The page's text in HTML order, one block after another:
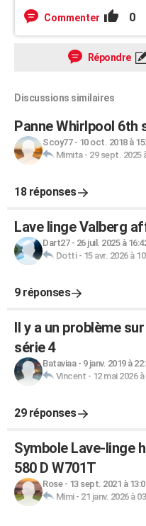
Commenter 0
Répondre
Discussions similaires
Panne Whirlpool 6th
Scoy77- 10 oct. 2018 à
Mimita- 29 sept. 2025
18 réponses
Lave linge Valberg
Dart27- 26 juil. 2025 à
Dotti- 15 avr. 2026 à
9 réponses
Il y a un problème
série 4
Bataviaa- 9 janv. 2019 à
Vincent - 12 mai 2026 à
29 réponses
Symbole Lave-linge
580 D W701T
Rose- 13 sept. 2021 à
Mimi- 21 janv. 2026 à